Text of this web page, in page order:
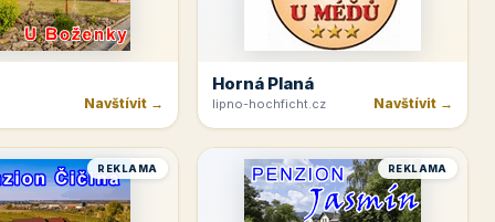
Navštívit →
Horná Planá
lipno-hochficht.cz Navštívit →
REKLAMA REKLAMA